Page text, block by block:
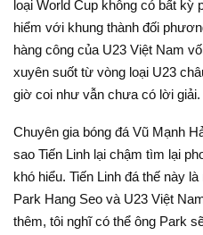
loại World Cup không có bất
hiểm với khung thành đối
hàng công của U23 Việt Nam
xuyên suốt từ vòng loại U23
giờ coi như vẫn chưa có lời giải.
Chuyên gia bóng đá Vũ Mạnh
sao Tiến Linh lại chậm tìm lại
khó hiểu. Tiến Linh đá thế này
Park Hang Seo và U23 Việt
thêm, tôi nghĩ có thể ông Park